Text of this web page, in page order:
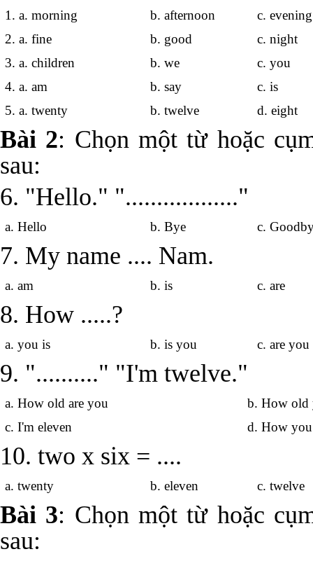
1. a. morning b. afternoon
c.
2. a. fine
b. good
c. night
3. a. children
b. we
c. you
4. a. am
b. say
c. is
5. a. twenty
b. twelve d. eight
Bài 2: Chọn một từ hoặc
sau:
6. "Hello." ".................."
a. Hello b. Bye c.
7. My name .... Nam.
a. am b. is c. are
8. How .....?
a. you is b. is you c. are you
9. ".........." "I'm twelve."
a. How old are you
b. How old
c. I'm eleven
d. How you
10. two x six = ....
a. twenty b. eleven c.
Bài 3: Chọn một từ hoặc
sau: